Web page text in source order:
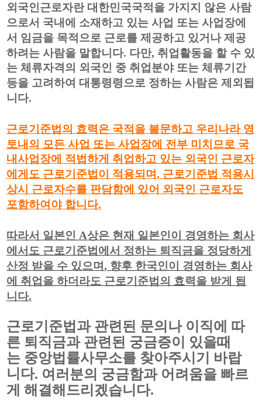
외국인근로자란 대한민국국적을 가지지 않은 사람
으로서 국내에 소재하고 있는 사업 또는 사업장에
서 임금을 목적으로 근로를 제공하고 있거나 제공
하려는 사람을 말합니다. 다만, 취업활동을 할 수 있
는 체류자격의 외국인 중 취업분야 또는 체류기간
등을 고려하여 대통령령으로 정하는 사람은 제외됩
니다.
근로기준법의 효력은 국적을 불문하고 우리나라 영
토내의 모든 사업 또는 사업장에 전부 미치므로 국
내사업장에 적법하게 취업하고 있는 외국인 근로자
에게도 근로기준법이 적용되며, 근로기준법 적용시
상시 근로자수를 판담함에 있어 외국인 근로자도
포함하여야 합니다.
따라서 일본인 A상은 현재 일본인이 경영하는 회사
에서도 근로기준법에서 정하는 퇴직금을 정당하게
산정 받을 수 있으며, 향후 한국인이 경영하는 회사
에 취업을 하더라도 근로기준법의 효력을 받게 됩
니다.
근로기준법과 관련된 문의나 이직에 따
른 퇴직금과 관련된 궁금증이 있을때
는 중앙법률사무소를 찾아주시기 바랍
니다. 여러분의 궁금함과 어려움을 빠르
게 해결해드리겠습니다.